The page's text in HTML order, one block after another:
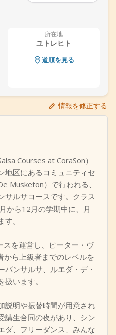
所在地
ユトレヒト
道順を見る
情報を修正する
Courses at CoraSon）
地区にあるコミュニティセ
Musketon）で行われる、
サルサコースです。クラス
から12月の学期中に、月
。
スを運営し、ピーター・ヴ
ら上級者までのレベルを
ンサルサ、ルエダ・デ・
います。
説明や振替時間が用意され
講生合同の夜があり、シン
ダ、フリーダンス、みんな